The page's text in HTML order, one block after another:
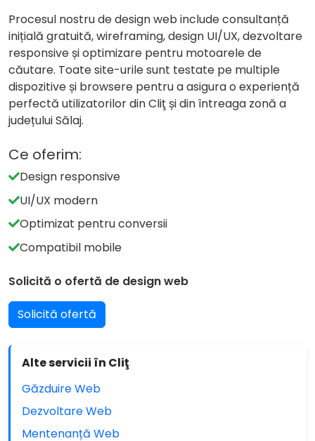
Procesul nostru de design web include consultanță
inițială gratuită, wireframing, design UI/UX, dezvoltare
responsive și optimizare pentru motoarele de
căutare. Toate site-urile sunt testate pe multiple
dispozitive și browsere pentru a asigura o experiență
perfectă utilizatorilor din Cliţ și din întreaga zonă a
județului Sălaj.
Ce oferim:
Design responsive
UI/UX modern
Optimizat pentru conversii
Compatibil mobile
Solicită o ofertă de design web
Solicită ofertă
Alte servicii în Cliţ
Găzduire Web
Dezvoltare Web
Mentenanță Web